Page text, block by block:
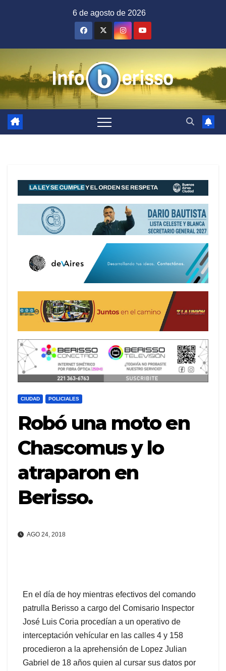
6 de agosto de 2026
CIUDAD POLICIALES
Robó una moto en
Chascomus y lo
atraparon en
Berisso.
AGO 24, 2018
En el día de hoy mientras efectivos del comando
patrulla Berisso a cargo del Comisario Inspector
José Luis Coria procedían a un operativo de
interceptación vehícular en las calles 4 y 158
procedieron a la aprehensión de Lopez Julian
Gabriel de 18 años quien al cursar sus datos por